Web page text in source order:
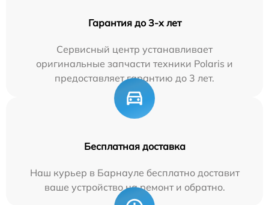
Гарантия до 3-х лет
Сервисный центр устанавливает
оригинальные запчасти техники Polaris и
предоставляет гарантию до 3 лет.
Бесплатная доставка
Наш курьер в Барнауле бесплатно доставит
ваше устройство на ремонт и обратно.